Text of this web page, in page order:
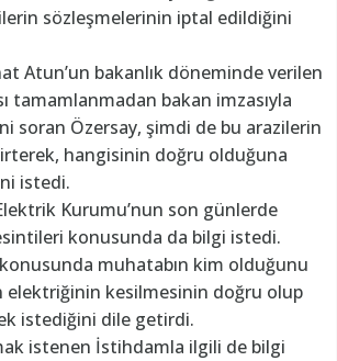
sözleşmelerinin iptal edildiğini
Atun’un bakanlık döneminde verilen
tamamlanmadan bakan imzasıyla
soran Özersay, şimdi de bu arazilerin
hangisinin doğru olduğuna
istedi.
Kurumu’nun son günlerde
konusunda da bilgi istedi.
konusunda muhatabın kim olduğunu
elektriğinin kesilmesinin doğru olup
istediğini dile getirdi.
istenen İstihdamla ilgili de bilgi